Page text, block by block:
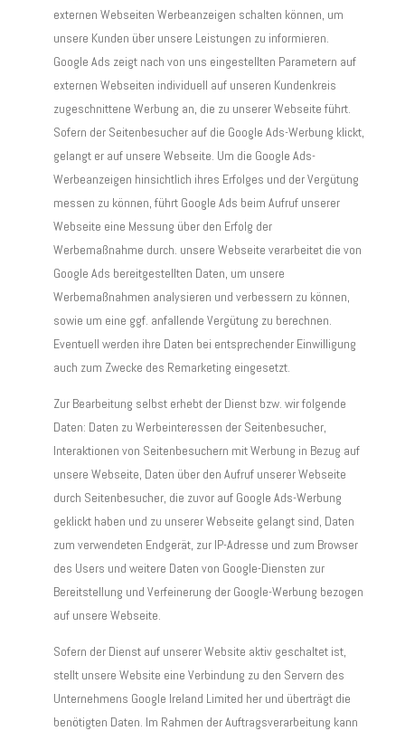
externen Webseiten Werbeanzeigen schalten können, um
unsere Kunden über unsere Leistungen zu informieren.
Google Ads zeigt nach von uns eingestellten Parametern auf
externen Webseiten individuell auf unseren Kundenkreis
zugeschnittene Werbung an, die zu unserer Webseite führt.
Sofern der Seitenbesucher auf die Google Ads-Werbung klickt,
gelangt er auf unsere Webseite. Um die Google Ads-
Werbeanzeigen hinsichtlich ihres Erfolges und der Vergütung
messen zu können, führt Google Ads beim Aufruf unserer
Webseite eine Messung über den Erfolg der
Werbemaßnahme durch. unsere Webseite verarbeitet die von
Google Ads bereitgestellten Daten, um unsere
Werbemaßnahmen analysieren und verbessern zu können,
sowie um eine ggf. anfallende Vergütung zu berechnen.
Eventuell werden ihre Daten bei entsprechender Einwilligung
auch zum Zwecke des Remarketing eingesetzt.
Zur Bearbeitung selbst erhebt der Dienst bzw. wir folgende
Daten: Daten zu Werbeinteressen der Seitenbesucher,
Interaktionen von Seitenbesuchern mit Werbung in Bezug auf
unsere Webseite, Daten über den Aufruf unserer Webseite
durch Seitenbesucher, die zuvor auf Google Ads-Werbung
geklickt haben und zu unserer Webseite gelangt sind, Daten
zum verwendeten Endgerät, zur IP-Adresse und zum Browser
des Users und weitere Daten von Google-Diensten zur
Bereitstellung und Verfeinerung der Google-Werbung bezogen
auf unsere Webseite.
Sofern der Dienst auf unserer Website aktiv geschaltet ist,
stellt unsere Website eine Verbindung zu den Servern des
Unternehmens Google Ireland Limited her und überträgt die
benötigten Daten. Im Rahmen der Auftragsverarbeitung kann